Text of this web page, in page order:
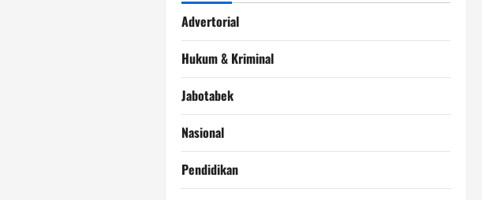
Advertorial
Hukum & Kriminal
Jabotabek
Nasional
Pendidikan